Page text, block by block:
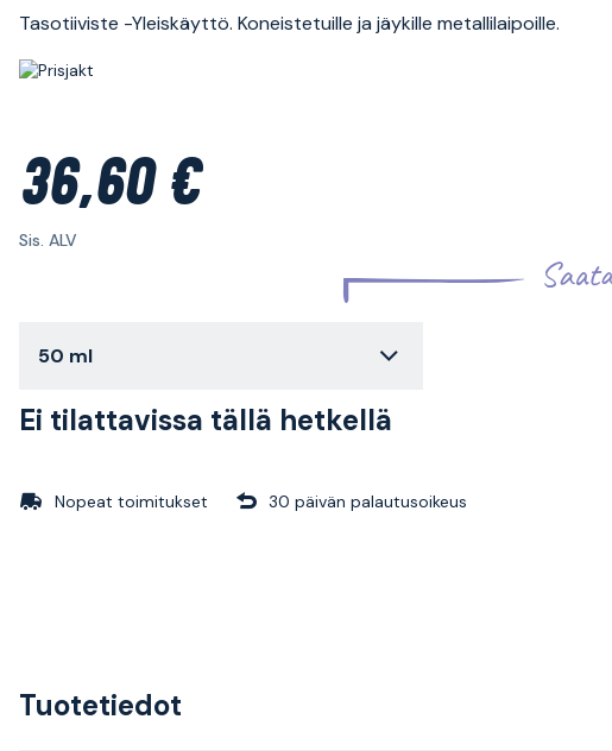
Tasotiiviste -Yleiskäyttö. Koneistetuille ja jäykille metallilaipoille.
36,60 €
Sis. ALV
50 ml
Ei tilattavissa tällä hetkellä
Nopeat toimitukset 30 päivän palautusoikeus
Tuotetiedot